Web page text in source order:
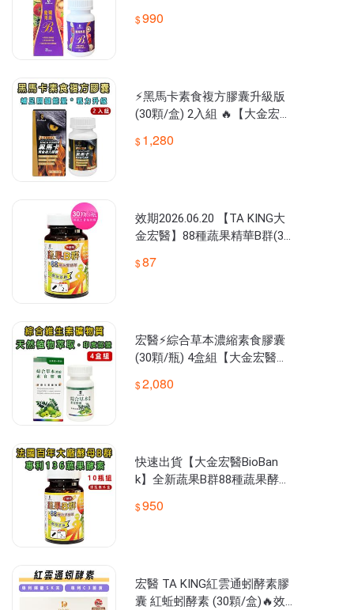
990
⚡黑馬卡素食複方膠囊升級版
(30顆/盒) 2入組 🔥【大金宏
1,280
效期2026.06.20 【TA KING大
金宏醫】88種蔬果精華B群(30
87
宏醫⚡綜合草本濃縮素食膠囊
(30顆/瓶) 4盒組【大金宏醫】
2,080
快速出貨【大金宏醫BioBan
k】全新蔬果B群88種蔬果酵素
950
宏醫 TA KING紅雲通蚓酵素膠
囊 紅蚯蚓酵素 (30顆/盒)🔥效